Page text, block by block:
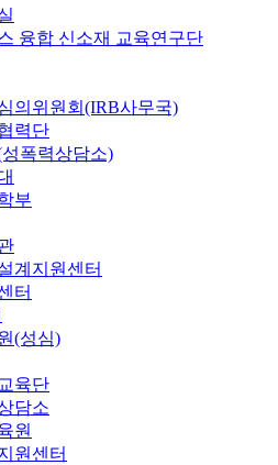
융합 신소재 교육연구단
의위원회(IRB사무국)
력단
폭력상담소)
부
계지원센터
터
(성심)
육단
담소
원
원센터